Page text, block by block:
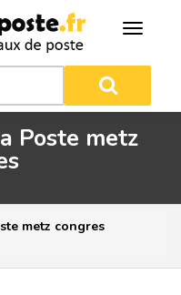
Poste metz
metz congres